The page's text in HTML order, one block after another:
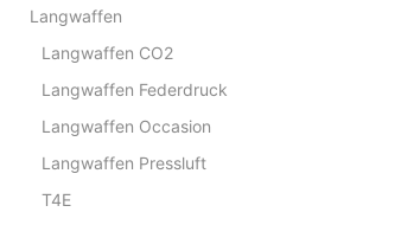
Langwaffen
Langwaffen CO2
Langwaffen Federdruck
Langwaffen Occasion
Langwaffen Pressluft
T4E